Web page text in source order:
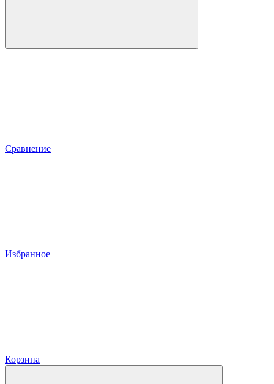
Сравнение
Избранное
Корзина